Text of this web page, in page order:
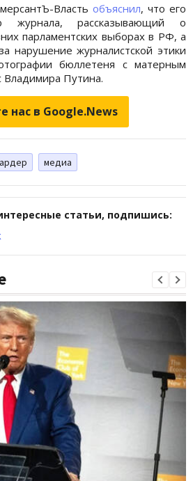
Власть объяснил, что его
журнала, рассказывающий о
парламентских выборах в РФ, а
нарушение журналистской этики
бюллетеня с матерным
Владимира Путина.
нас в Google.News
медиа
статьи, подпишись: